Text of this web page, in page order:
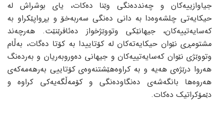
جیاوازییه‌کان و چه‌ندده‌نگی وێنا ده‌کات، یای بوشراش له‌
حیکایه‌تی چلشه‌وه‌دا به‌ دانی ده‌نگی سه‌ربه‌خۆ و بڕواپێکراو به‌
که‌سایه‌تییه‌کان، جیهانێکی وتووێژخواز ده‌ئافرێنێت. هه‌رچه‌ند
مشتومڕی نێوان حیکایه‌ته‌کان له‌ کۆتاییدا به‌ کۆتا ده‌گات، به‌ڵام
وتووێژی نێوان که‌سایه‌تییه‌کان و جیهانی ده‌وروبه‌ریان و به‌رده‌نگ
هه‌روا درێژه‌ی هه‌یه‌ و به‌ کراوه‌هێشتنه‌وه‌ی کۆتاییی به‌رهه‌مه‌که‌ی
هه‌روه‌ها بانگه‌شه‌ی ده‌نگاوده‌نگی و کۆمه‌ڵگه‌یه‌کی کراوه‌ و
دێمۆکراتیک ده‌کات.